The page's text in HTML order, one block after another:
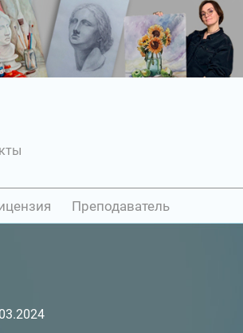
Преподаватель